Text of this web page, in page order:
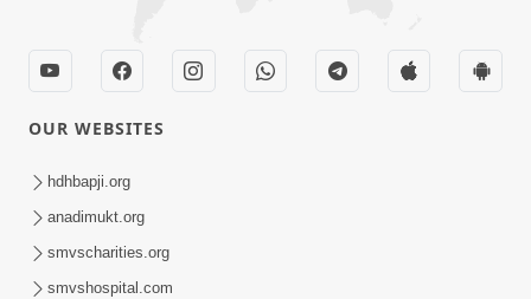
OUR WEBSITES
hdhbapji.org
anadimukt.org
smvscharities.org
smvshospital.com